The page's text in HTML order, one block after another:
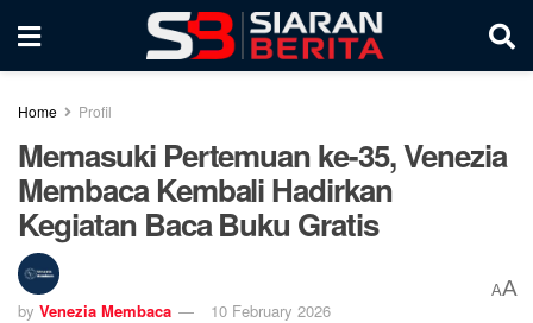
Home Profil
Memasuki Pertemuan ke-35, Venezia
Membaca Kembali Hadirkan
Kegiatan Baca Buku Gratis
by Venezia Membaca 10 February 2026
AA